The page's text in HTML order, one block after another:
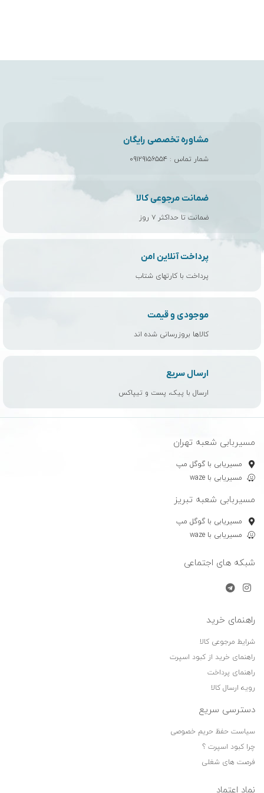
هرچه عینک آفتابی قیمت بیشتری داشته باشد، احتمال اینکه چندین
لایه روکش داشته باشد، بیشتر می شود. تکنولوژی های به کار رفته
شده میتواند شامل یک پوشش آبگریز برای دفع آب، یک پوشش ضد
فعالیت های پر انرژی باشد. برای مشاهده انواع
عینک کوهنوردی
لینک مربوطه مراجعه نمایید.
مواد لنز عینک آفتاب
مواد به کار رفته در لنزهای عینک آفتابی شما بر شفافیت، وزن، دوام و
قیمت آنها تأثیر می گذارد. شیشه، شفافیت نوری عالی و مقاومت در
برابر خش را ارائه می دهد. اما، نسبت به سایر مواد سنگین تر و گران تر
فریم عینک آفتابی
آن را فقط با دستمال مخصوص خود عینک که هنگام خرید ارائه میشود
تمیز کنید. در صورت چرب شدن آن را با مقدار کمی شامپو بچه
بالای سر یا پیشانی قرار ندهید زیرا چربی روی موها و تعریق پیشانی از
حتما از بند استفاده کرده و یا عینک را در قاب مخصوص قرار دهید.
مشاوره تخصصی رایگان
شمار تماس : ۰۹۱۲۹۱۵۶۵۵۴
ضمانت مرجوعی کالا
ضمانت تا حداکثر ۷ روز
پرداخت آنلاین امن
پرداخت با کارتهای شتاب
موجودی و قیمت
کالاها بروزرسانی شده اند
ارسال سریع
ارسال با پیک، پست و تیپاکس
مسیربابی شعبه تهران
مسیریابی با گوگل مپ
مسیریابی با waze
مسیربابی شعبه تبریز
مسیریابی با گوگل مپ
مسیریابی با waze
شبکه های اجتماعی
راهنمای خرید
شرایط مرجوعی کالا
راهنمای خرید از کبود اسپرت
راهنمای پرداخت
رویه ارسال کالا
دسترسی سریع
سیاست حفظ حریم خصوصی
چرا کبود اسپرت ؟
فرصت های شغلی
نماد اعتماد